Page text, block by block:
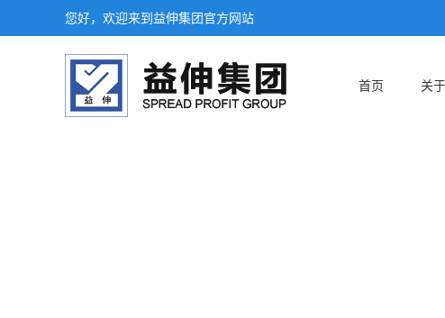
您好，欢迎来到益伸集团官方网站
首页 关